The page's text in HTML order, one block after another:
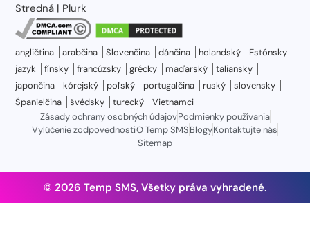
Stredná | Plurk
angličtina arabčina Slovenčina dánčina holandský
Estónsky
jazyk
fínsky francúzsky grécky maďarský
taliansky
japončina
kórejský poľský portugalčina ruský
slovensky
Španielčina
švédsky turecký
Vietnamci
Zásady ochrany osobných údajovPodmienky používania
Vylúčenie zodpovednostiO Temp SMSBlogyKontaktujte nás
Sitemap
© 2026 Temp SMS, Všetky práva vyhradené.